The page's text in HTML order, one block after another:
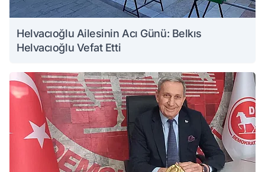
Helvacıoğlu Ailesinin Acı Günü: Belkıs
Helvacıoğlu Vefat Etti